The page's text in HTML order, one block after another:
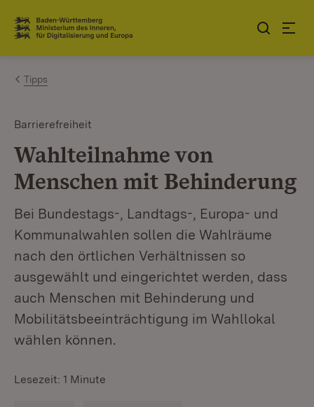
Zum Inhalt springen
Link zur Startseite
Tipps
Barrierefreiheit
Wahlteilnahme von
Menschen mit Behinderung
Bei Bundestags-, Landtags-, Europa- und
Kommunalwahlen sollen die Wahlräume
nach den örtlichen Verhältnissen so
ausgewählt und eingerichtet werden, dass
auch Menschen mit Behinderung und
Mobilitätsbeeinträchtigung im Wahllokal
wählen können.
Lesezeit: 1 Minute